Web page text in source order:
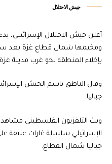
جيش الاحتلال
أعلن جيش الاحتلال الإسرائيلي،
ومخيمها شمال قطاع غزة بعد
بإخلاء المنطقة نحو غرب مدينة
وقال الناطق باسم الجيش
جباليا.
وبث التلفزيون الفلسطيني
الإسرائيلي سلسلة غارات عنيفة
جباليا شمال القطاع.